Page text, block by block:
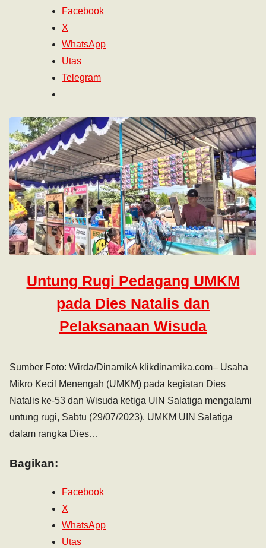
Facebook
X
WhatsApp
Utas
Telegram
Untung Rugi Pedagang UMKM
pada Dies Natalis dan
Pelaksanaan Wisuda
Sumber Foto: Wirda/DinamikA klikdinamika.com– Usaha
Mikro Kecil Menengah (UMKM) pada kegiatan Dies
Natalis ke-53 dan Wisuda ketiga UIN Salatiga mengalami
untung rugi, Sabtu (29/07/2023). UMKM UIN Salatiga
dalam rangka Dies…
Bagikan:
Facebook
X
WhatsApp
Utas